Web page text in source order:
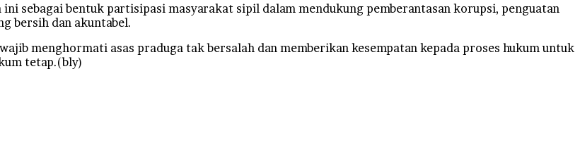
sebagai bentuk partisipasi masyarakat sipil dalam mendukung pemberantasan korupsi, penguatan
bersih dan akuntabel.
menghormati asas praduga tak bersalah dan memberikan kesempatan kepada proses hukum untuk
tetap.(bly)